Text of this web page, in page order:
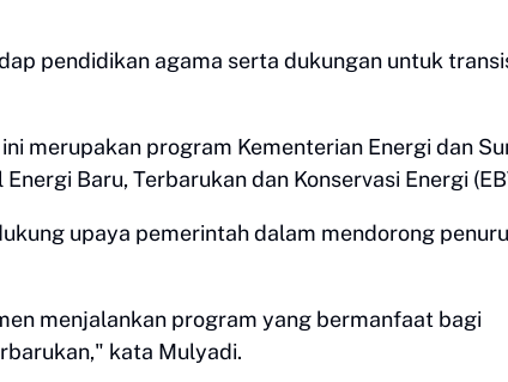
pendidikan agama serta dukungan untuk
merupakan program Kementerian Energi dan
Baru, Terbarukan dan Konservasi Energi
upaya pemerintah dalam mendorong
menjalankan program yang bermanfaat bagi
kata Mulyadi.